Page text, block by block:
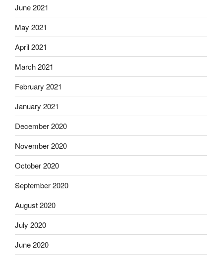
June 2021
May 2021
April 2021
March 2021
February 2021
January 2021
December 2020
November 2020
October 2020
September 2020
August 2020
July 2020
June 2020